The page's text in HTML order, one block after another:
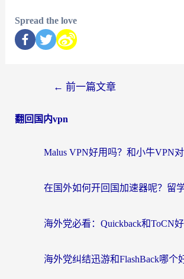
Spread the love
← 前一篇文章
翻回国内vpn